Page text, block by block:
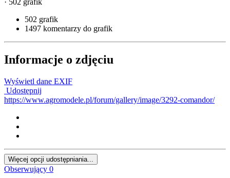
502 grafik
1497 komentarzy do grafik
Informacje o zdjęciu
Wyświetl dane EXIF
Udostępnij
https://www.agromodele.pl/forum/gallery/image/3292-comandor/
Więcej opcji udostępniania...
Obserwujący 0